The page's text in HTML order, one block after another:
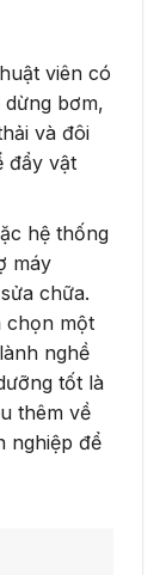
viên có
dừng bơm,
và đôi
đẩy vật
hệ thống
máy
chữa.
chọn một
nghề
tốt là
thêm về
nghiệp để